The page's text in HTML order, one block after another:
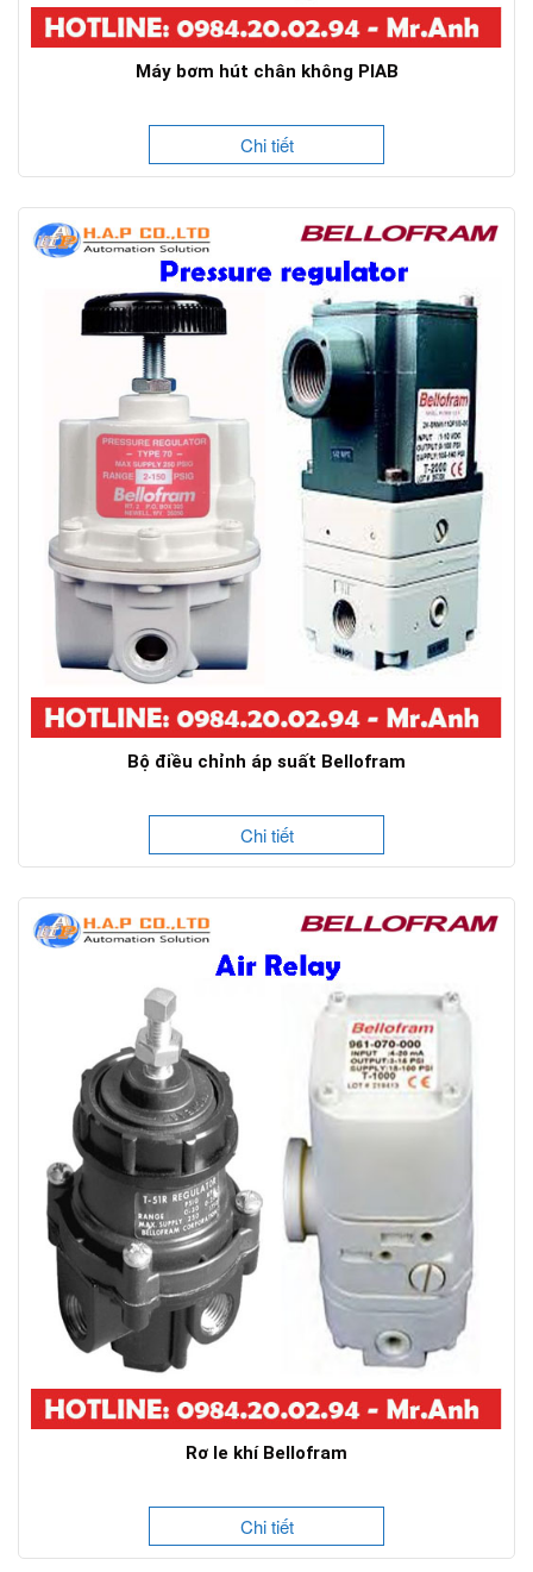
Máy bơm hút chân không PIAB
Chi tiết
Bộ điều chỉnh áp suất Bellofram
Chi tiết
Rơ le khí Bellofram
Chi tiết